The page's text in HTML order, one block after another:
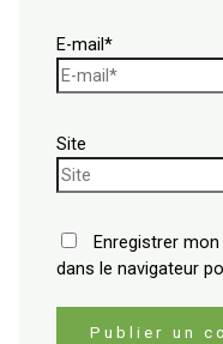
E-mail*
Site
Enregistrer
dans le navigateur